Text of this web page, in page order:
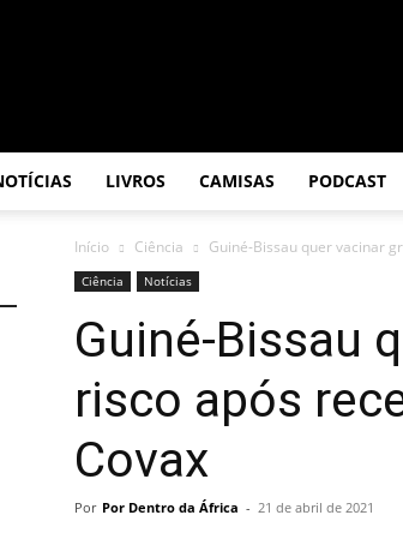
LIVROS CAMISAS PODCAST
Início Ciência Guiné-Bissau quer vacinar
Ciência Notícias
Guiné-Bissau
risco após
Covax
Por Por Dentro da África - 21 de abril de 2021